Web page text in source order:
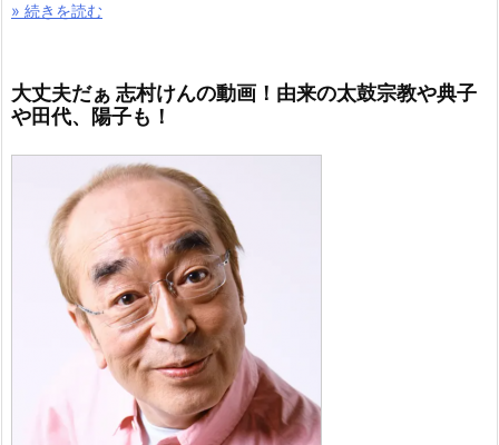
» 続きを読む
大丈夫だぁ 志村けんの動画！由来の太鼓宗教や典子
や田代、陽子も！